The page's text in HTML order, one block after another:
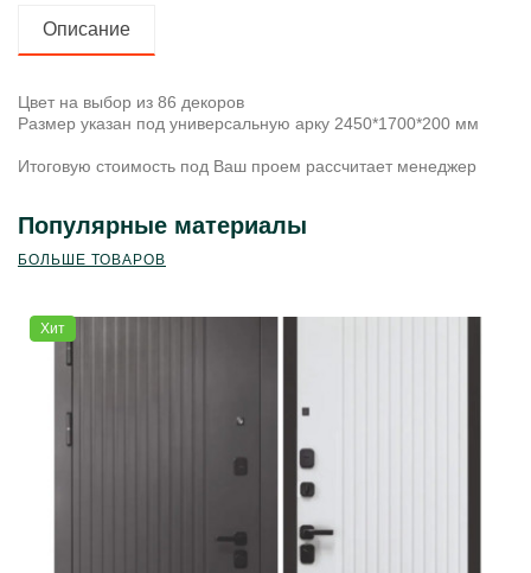
Описание
Цвет на выбор из 86 декоров
Размер указан под универсальную арку 2450*1700*200 мм
Итоговую стоимость под Ваш проем рассчитает менеджер
Популярные материалы
БОЛЬШЕ ТОВАРОВ
Хит